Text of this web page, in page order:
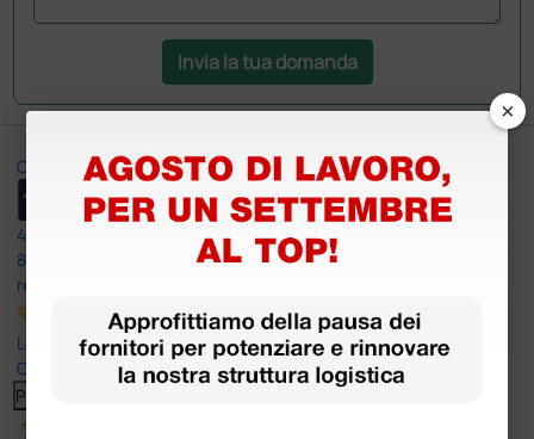
Invia la tua domanda
Ottimo
4,6
8.330
recensioni
Le nostre recensioni a 4 e 5 stelle.
Clicca qui per leggerle tutte >
Precedente
×